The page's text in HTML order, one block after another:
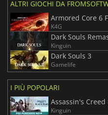
ALTRI GIOCHI DA
Armored Core 6
K4G
Dark Souls
Kinguin
Dark Souls 3
Gamelife
I PIÙ POPOLARI
Assassin's Creed
Kinguin